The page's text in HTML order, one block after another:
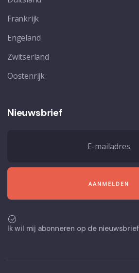
Frankrijk
Engeland
Zwitserland
Oostenrijk
Nieuwsbrief
Ik wil mij abonneren op de nieuwsbrief